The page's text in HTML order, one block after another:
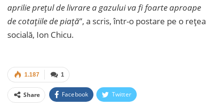
aprilie prețul de livrare a gazului va fi foarte aproape
de cotațiile de piață”, a scris, într-o postare pe o rețea
socială, Ion Chicu.
1
1.187
Share Facebook Twitter